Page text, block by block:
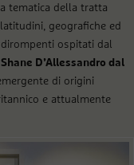
tematica della tratta
geografiche ed
ospitati dal
D’Allessandro dal
di origini
e attualmente